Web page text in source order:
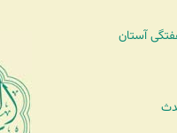
آستان